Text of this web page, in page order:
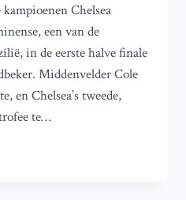
Chelsea
een van de
in de eerste halve finale
Middenvelder Cole
en Chelsea’s tweede,
te…